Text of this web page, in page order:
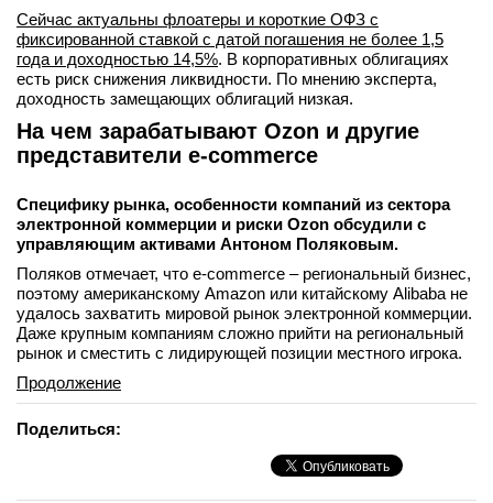
Сейчас актуальны флоатеры и короткие ОФЗ с
фиксированной ставкой с датой погашения не более 1,5
года и доходностью 14,5%. В корпоративных облигациях
есть риск снижения ликвидности. По мнению эксперта,
доходность замещающих облигаций низкая.
На чем зарабатывают Ozon и другие
представители e-commerce
Специфику рынка, особенности компаний из сектора
электронной коммерции и риски Ozon обсудили с
управляющим активами Антоном Поляковым.
Поляков отмечает, что e-commerce – региональный бизнес,
поэтому американскому Amazon или китайскому Alibaba не
удалось захватить мировой рынок электронной коммерции.
Даже крупным компаниям сложно прийти на региональный
рынок и сместить с лидирующей позиции местного игрока.
Продолжение
Поделиться: